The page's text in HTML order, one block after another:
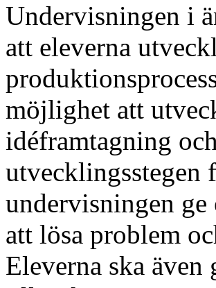
Undervisningen i
att eleverna
möjlighet att
idéframtagning
undervisningen
att lösa problem
Eleverna ska